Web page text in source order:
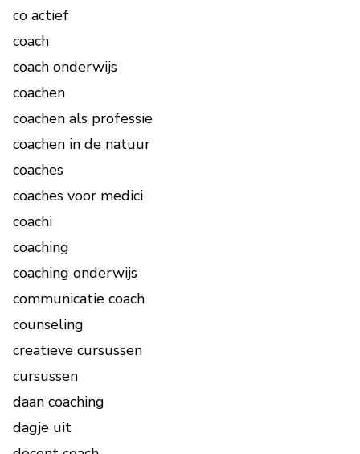
co actief
coach
coach onderwijs
coachen
coachen als professie
coachen in de natuur
coaches
coaches voor medici
coachi
coaching
coaching onderwijs
communicatie coach
counseling
creatieve cursussen
cursussen
daan coaching
dagje uit